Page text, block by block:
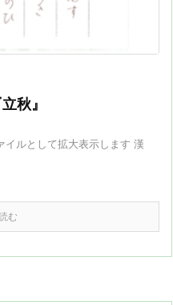
秋』
イルとして拡大表示します 漢
む